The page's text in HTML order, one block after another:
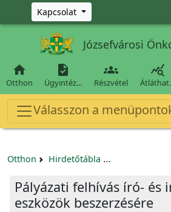
Ugrás a fő tartalomra
Kapcsolat
Józsefvárosi

Otthon

Ügyintéz…

Részvétel

Válasszon a
Otthon Hirdetőtábla
Pályázati felhívás író- és
eszközök beszerzésére